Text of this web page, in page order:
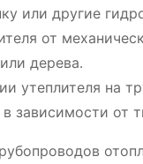
или другие
от
дерева․
утеплителя на
от